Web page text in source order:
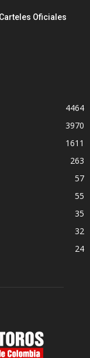
Oficiales
4464
3970
1611
263
57
55
35
32
24